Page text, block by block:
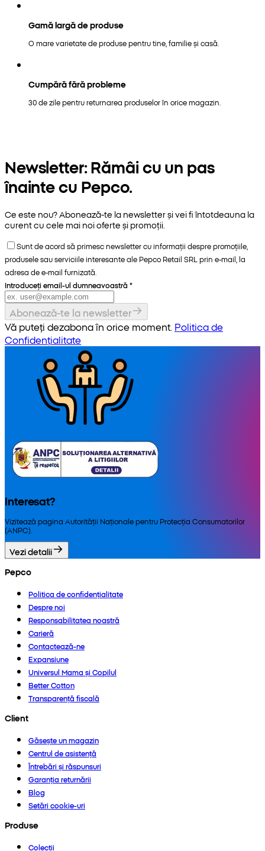
Gamă largă de produse
O mare varietate de produse pentru tine, familie și casă.
Cumpără fără probleme
30 de zile pentru returnarea produselor în orice magazin.
Newsletter: Rămâi cu un pas
înainte cu Pepco.
Ce este nou? Abonează-te la newsletter și vei fi întotdeauna la
curent cu cele mai noi oferte și promoții.
Sunt de acord să primesc newsletter cu informații despre promoțiile,
produsele sau serviciile interesante ale Pepco Retail SRL prin e-mail, la
adresa de e-mail furnizată.
Introduceți email-ul dumneavoastră *
Abonează-te la newsletter
Vă puteți dezabona în orice moment. Politica de
Confidențialitate
Interesat?
Vizitează pagina Autorității Naționale pentru Protecția Consumatorilor
(ANPC).
Vezi detalii
Pepco
Politica de confidențialitate
Despre noi
Responsabilitatea noastră
Carieră
Contactează-ne
Expansiune
Universul Mama și Copilul
Better Cotton
Transparență fiscală
Client
Găsește un magazin
Centrul de asistență
Întrebări și răspunsuri
Garanția returnării
Blog
Setări cookie-uri
Produse
Colecții